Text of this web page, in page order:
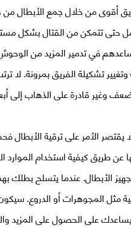
أقوى من خلال جمع الأبطال من
حتى تتمكن من القتال
في تدمير المزيد من
تشكيلة الفريق بمرونة. لا
وغير قادرة على الذهاب إلى
يقتصر الأمر على ترقية
طريق كيفية استخدام الموارد
الأبطال. عندما يتسلح بطلك
مثل المجوهرات أو الدروع.
على الحصول على المزيد